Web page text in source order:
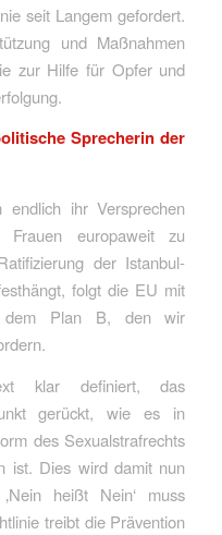
seit Langem gefordert.
und Maßnahmen
zur Hilfe für Opfer und
Sprecherin der
endlich ihr Versprechen
europaweit zu
der Istanbul-
folgt die EU mit
dem Plan B, den wir
klar definiert, das
gerückt, wie es in
des Sexualstrafrechts
ist. Dies wird damit nun
heißt Nein‘ muss
treibt die Prävention